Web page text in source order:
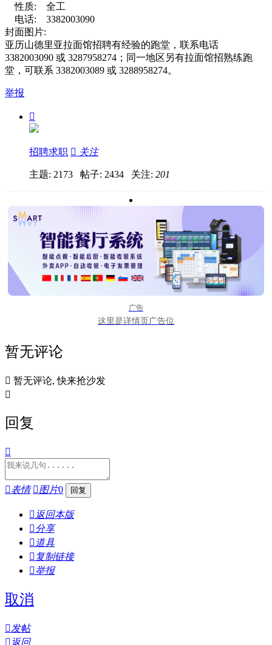
性质:
全工
电话:
3382003090
封面图片:
亚历山德里亚拉面馆招聘有经验的跑堂，联系电话
3382003090 或 3287958274；同一地区另有拉面馆招熟练跑
堂，可联系 3382003089 或 3288958274。
举报

招聘求职  关注
主题: 2173 帖子: 2434 关注: 201
广告
这里是详情页广告位
暂无评论
 暂无评论, 快来抢沙发

回复

表情 图片0
 返回本版
分享
 道具
 复制链接
举报
取消
发帖
 返回